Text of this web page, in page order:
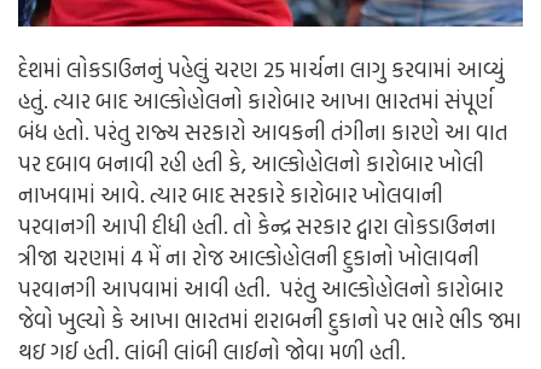
દેશમાં લોકડાઉનનું પહેલું ચરણ 25 માર્ચના લાગુ કરવામાં આવ્યું
હતું. ત્યાર બાદ આલ્કોહોલનો કારોબાર આખા ભારતમાં સંપૂર્ણ
બંધ હતો. પરંતુ રાજ્ય સરકારો આવકની તંગીના કારણે આ વાત
પર દબાવ બનાવી રહી હતી કે, આલ્કોહોલનો કારોબાર ખોલી
નાખવામાં આવે. ત્યાર બાદ સરકારે કારોબાર ખોલવાની
પરવાનગી આપી દીધી હતી. તો કેન્દ્ર સરકાર દ્વારા લોકડાઉનના
ત્રીજા ચરણમાં 4 મેં ના રોજ આલ્કોહોલની દુકાનો ખોલાવની
પરવાનગી આપવામાં આવી હતી. પરંતુ આલ્કોહોલનો કારોબાર
જેવો ખુલ્યો કે આખા ભારતમાં શરાબની દુકાનો પર ભારે ભીડ જમા
થઇ ગઈ હતી. લાંબી લાંબી લાઈનો જોવા મળી હતી.